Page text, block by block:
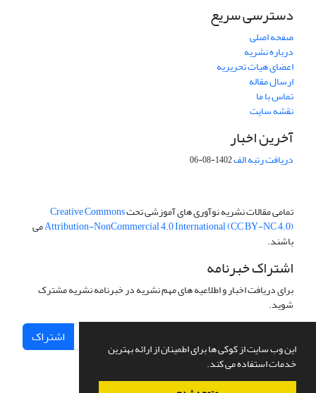
این وب سایت از کوکی ها برای اطمینان از ارائه بهترین
خدمات استفاده می کند.
دسترسی سریع
صفحه اصلی
درباره نشریه
اعضای هیات تحریریه
ارسال مقاله
تماس با ما
نقشه سایت
آخرین اخبار
دریافت رتبه الف1402-08-06
تمامی مقالات نشریه نوآوری های آموزشی تحتCreative Commons
Attribution-NonCommercial 4.0 International (CC BY-NC 4.0)می
باشند.
اشتراک خبرنامه
برای دریافت اخبار و اطلاعیه های مهم نشریه در خبرنامه نشریه مشترک
شوید.
اشتراک